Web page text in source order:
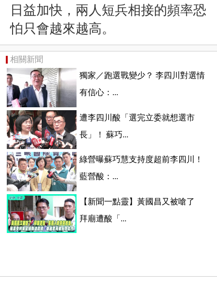
日益加快，兩人短兵相接的頻率恐
怕只會越來越高。
相關新聞
獨家／跑選戰變少？ 李四川對選情
有信心：...
遭李四川酸「選完立委就想選市
長」！ 蘇巧...
綠營曝蘇巧慧支持度超前李四川！
藍營酸：...
【新聞一點靈】黃國昌又被嗆了
拜廟遭酸「...